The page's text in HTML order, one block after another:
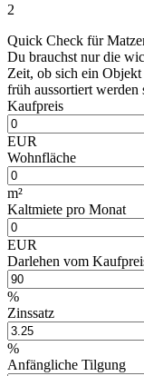
2
Quick Check für
Du brauchst nur die
Zeit, ob sich ein
früh aussortiert werden
Kaufpreis
EUR
Wohnfläche
m²
Kaltmiete pro Monat
EUR
Darlehen vom
%
Zinssatz
%
Anfängliche Tilgung